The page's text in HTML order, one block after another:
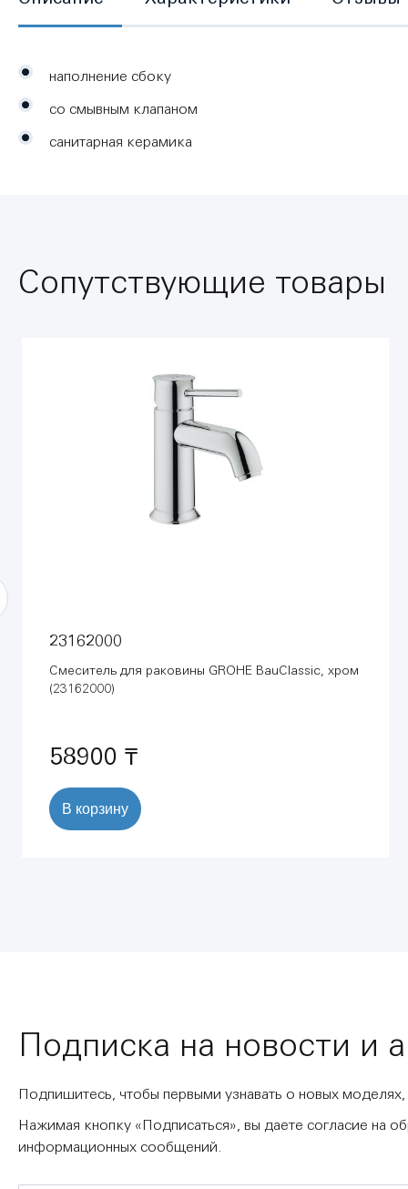
наполнение сбоку
со смывным клапаном
санитарная керамика
Сопутствующие товары
23162000
Смеситель для раковины GROHE BauClassic, хром
(23162000)
58900 ₸
В корзину
Подписка на новости и
Подпишитесь, чтобы первыми узнавать о новых
Нажимая кнопку «Подписаться», вы даете согласие на
информационных сообщений.